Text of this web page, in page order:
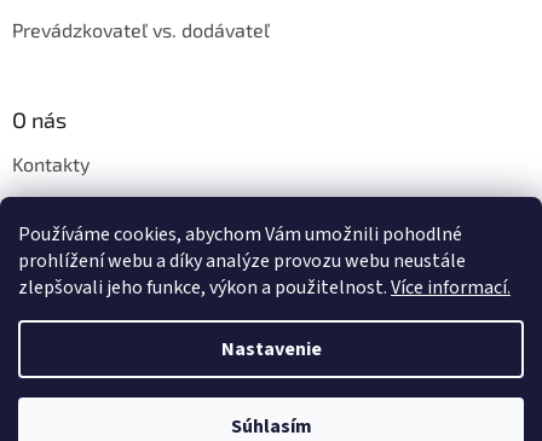
Používáme cookies, abychom Vám umožnili pohodlné
prohlížení webu a díky analýze provozu webu neustále
zlepšovali jeho funkce, výkon a použitelnost.Více informací.
Nastavenie
Súhlasím
Prevádzkovateľ vs. dodávateľ
O nás
Kontakty
Napíšte nám
Vytvoril Shoptet
Shishastyle.sk. Všetky práva vyhradené.